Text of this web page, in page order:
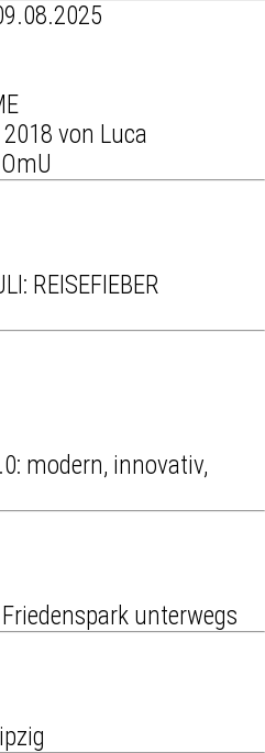
von Luca
REISEFIEBER
modern, innovativ,
unterwegs